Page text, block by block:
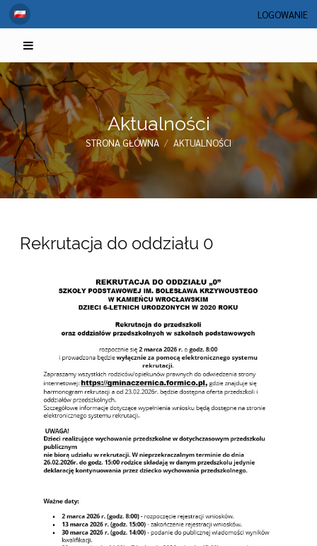
LOGOWANIE
Aktualności
STRONA GŁÓWNA / AKTUALNOŚCI
Rekrutacja do oddziału 0